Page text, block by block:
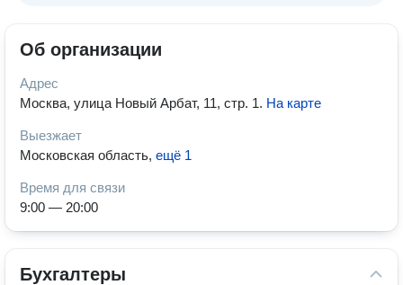
Об организации
Адрес
Москва, улица Новый Арбат, 11, стр. 1. На карте
Выезжает
Московская область, ещё 1
Время для связи
9:00 — 20:00
Бухгалтеры